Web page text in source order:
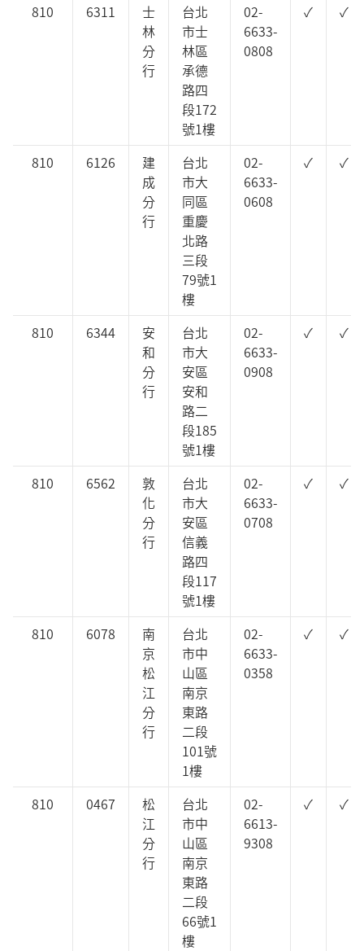
810 6311
士
林
分
行
台北
市士
林區
承德
路四
段172
號1樓
02-
6633-
0808
✓ ✓
810 6126
建
成
分
行
台北
市大
同區
重慶
北路
三段
79號1
樓
02-
6633-
0608
✓ ✓
810 6344
安
和
分
行
台北
市大
安區
安和
路二
段185
號1樓
02-
6633-
0908
✓ ✓
810 6562
敦
化
分
行
台北
市大
安區
信義
路四
段117
號1樓
02-
6633-
0708
✓ ✓
810 6078
南
京
松
江
分
行
台北
市中
山區
南京
東路
二段
101號
1樓
02-
6633-
0358
✓ ✓
810 0467
松
江
分
行
台北
市中
山區
南京
東路
二段
66號1
樓
02-
6613-
9308
✓ ✓